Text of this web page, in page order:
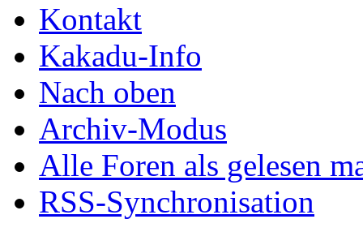
Kontakt
Kakadu-Info
Nach oben
Archiv-Modus
Alle Foren als gelesen
RSS-Synchronisation